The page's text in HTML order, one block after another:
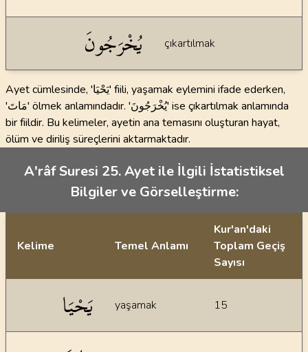
يُخْرَجُونَ çıkartılmak
Ayet cümlesinde, 'يَحْيَا' fiili, yaşamak eylemini ifade ederken,
'مَاتَ' ölmek anlamındadır. 'يُخْرَجُونَ' ise çıkartılmak anlamında
bir fiildir. Bu kelimeler, ayetin ana temasını oluşturan hayat,
ölüm ve diriliş süreçlerini aktarmaktadır.
A'râf Suresi 25. Ayet ile İlgili İstatistiksel
Bilgiler ve Görselleştirme:
Kelime Temel Anlamı
Kur'an'daki
Toplam Geçiş
Sayısı
يَحْيَا yaşamak 15